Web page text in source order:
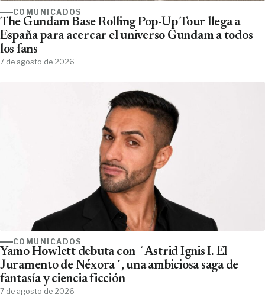
COMUNICADOS
The Gundam Base Rolling Pop-Up Tour llega a
España para acercar el universo Gundam a todos
los fans
7 de agosto de 2026
COMUNICADOS
Yamo Howlett debuta con ´Astrid Ignis I. El
Juramento de Néxora´, una ambiciosa saga de
fantasía y ciencia ficción
7 de agosto de 2026